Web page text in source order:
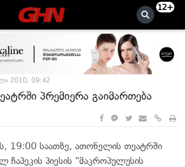
12+
2010, 09:42
პრემიერა გაიმართება
19:00 საათზე, ათონელის თეატრში
ჩაპეკის პიესის "მაკროპულუსის